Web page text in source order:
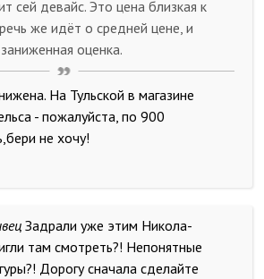
сей девайс. Это цена близкая к
же идёт о средней цене, и
оценка.
На Тульской в магазине
- пожалуйста, по 900
не хочу!
Задрали уже этим Никола-
там смотреть?! Непонятные
Дорогу сначала сделайте